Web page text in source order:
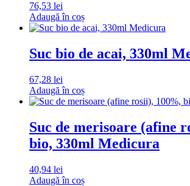
76,53 lei
Adaugă în coș
Suc bio de acai, 330ml
67,28 lei
Adaugă în coș
Suc de merisoare (afine
bio, 330ml Medicura
40,94 lei
Adaugă în coș